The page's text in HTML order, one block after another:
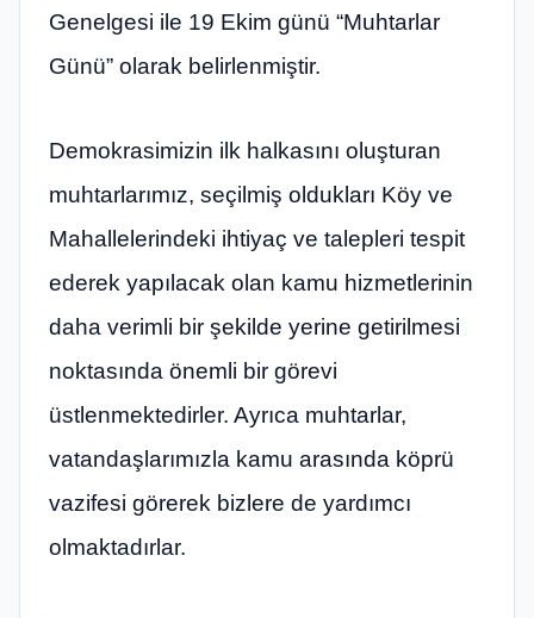
Genelgesi ile 19 Ekim günü “Muhtarlar
Günü” olarak belirlenmiştir.
Demokrasimizin ilk halkasını oluşturan
muhtarlarımız, seçilmiş oldukları Köy ve
Mahallelerindeki ihtiyaç ve talepleri tespit
ederek yapılacak olan kamu hizmetlerinin
daha verimli bir şekilde yerine getirilmesi
noktasında önemli bir görevi
üstlenmektedirler. Ayrıca muhtarlar,
vatandaşlarımızla kamu arasında köprü
vazifesi görerek bizlere de yardımcı
olmaktadırlar.